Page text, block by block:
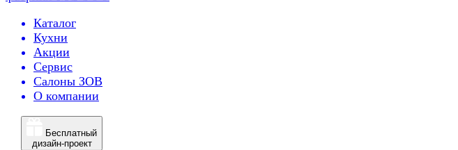
Каталог
Кухни
Акции
Сервис
Салоны ЗОВ
О компании
Бесплатный
дизайн-проект